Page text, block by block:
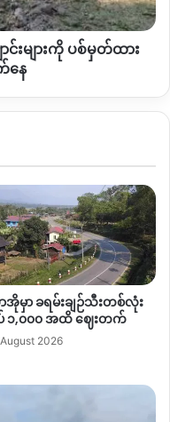
ောင်ပေါ်တွင် အမှိုက်များ
မပျက်စီးစေရန်မှာ
ည့်သူများ၌လည်း တာဝန်ရှိ
ည်ကဲ့သို့ထိန်းသိမ်း
င်ပေါ်တွင်သာမက တောင်
ေဆောင်များအထိ ပ
းကြောင်း သိရသည်။
ြစ်လုပ်ကိုင်နေ
ျားစနစ်တကျစွန့်ပစ်ရန်
ဖြစ်ပါစေ ခရီးသည်
ောက်ထပ် ဒေသခံလူငယ်
ျထားဖို့ မပစ်ဖို့၊ ပြော
းများကို ပစ်မှတ်ထား
နေ
အိုမှာ ခရမ်းချဉ်သီးတစ်လုံး
၁,၀၀၀ အထိ ဈေးတက်
2026